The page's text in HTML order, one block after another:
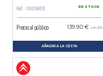
Ref. : 1005608 EN STOCK
Precio al público 139.90 € con IVA
AÑADIR A LA CESTA